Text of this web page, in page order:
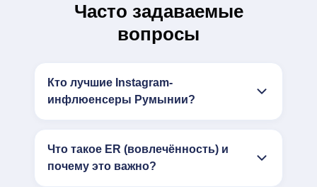
Часто задаваемые
вопросы
Кто лучшие Instagram-
инфлюенсеры Румынии?
Что такое ER (вовлечённость) и
почему это важно?